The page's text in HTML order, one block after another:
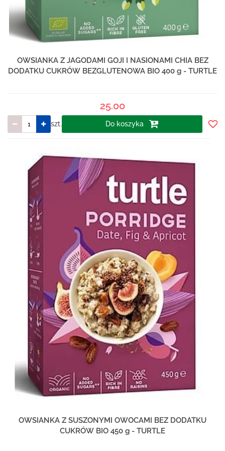
OWSIANKA Z JAGODAMI GOJI I NASIONAMI CHIA BEZ
DODATKU CUKRÓW BEZGLUTENOWA BIO 400 g - TURTLE
25.00
szt. Do koszyka
OWSIANKA Z SUSZONYMI OWOCAMI BEZ DODATKU
CUKRÓW BIO 450 g - TURTLE